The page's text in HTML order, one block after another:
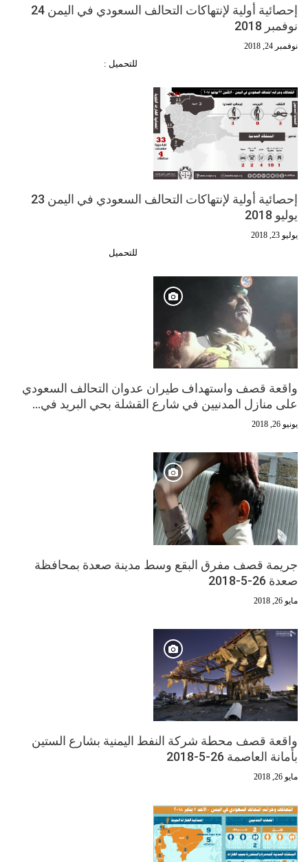
إحصائية أولية لإنتهاكات التحالف السعودي في اليمن 24
نوفمبر 2018
نوفمبر 24, 2018
للتحميل :
إحصائية أولية لإنتهاكات التحالف السعودي في اليمن 23
يوليو 2018
يوليو 23, 2018
للتحميل
واقعة قصف واستهداف طيران عدوان التحالف السعودي
على منازل المدنيين في شارع القشلة بحي البريد في…
يونيو 26, 2018
جريمة قصف مفرق البقع وسط مدينة صعدة بمحافظة
صعدة 26-5-2018
مايو 26, 2018
واقعة قصف محطة شركة النفط اليمنية بشارع الستين
بأمانة العاصمة 26-5-2018
مايو 26, 2018